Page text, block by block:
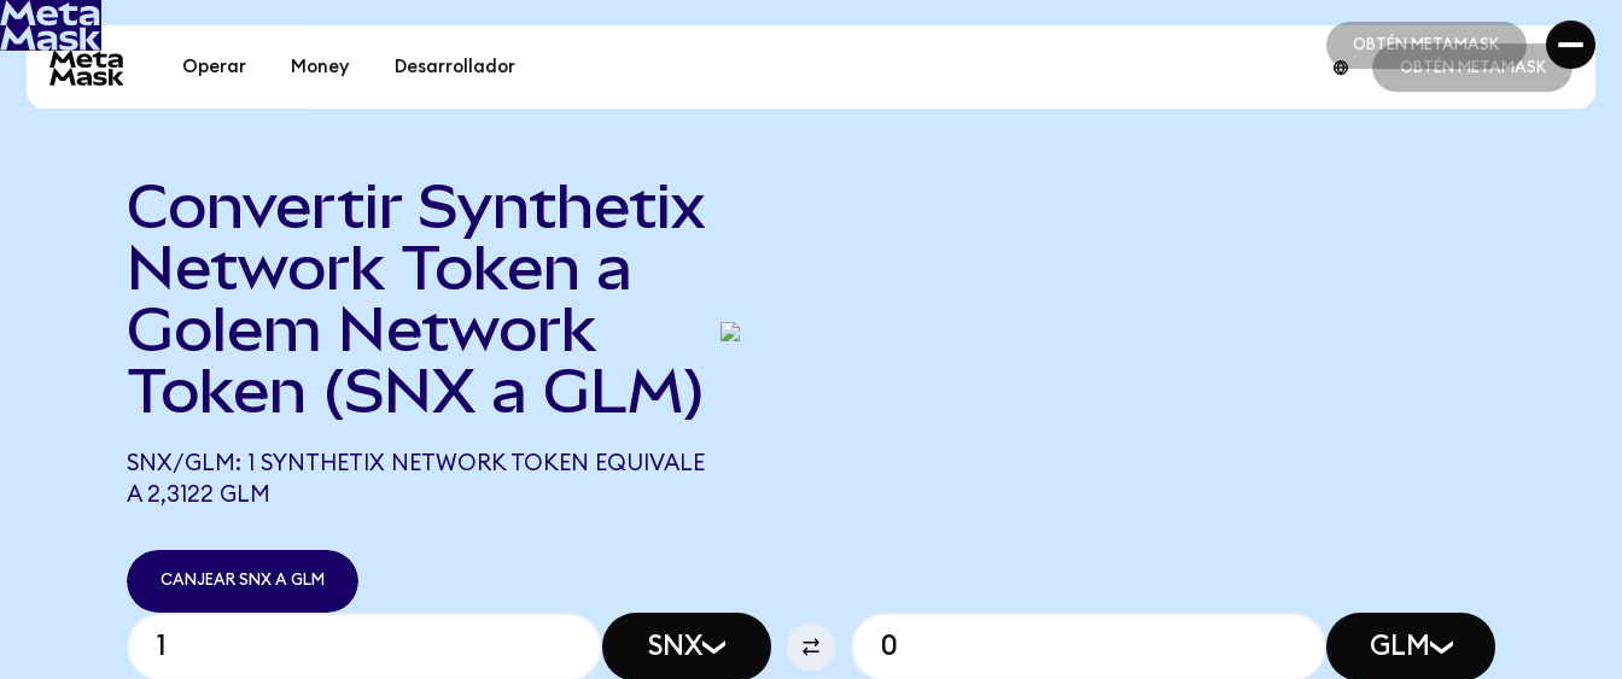
OBTÉN METAMASK
OBTÉN METAMASK
Operar Money Desarrollador OBTÉN METAMASK
Convertir Synthetix
Network Token a
Golem Network
Token (SNX a GLM)
SNX/GLM: 1 SYNTHETIX NETWORK TOKEN EQUIVALE
A 2,3122 GLM
CANJEAR SNX A GLM
SNX GLM